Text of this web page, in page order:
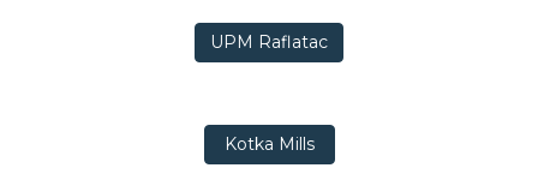
UPM Raflatac
Kotka Mills